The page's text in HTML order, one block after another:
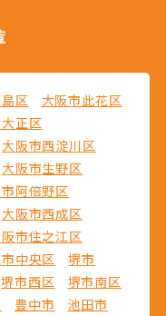
区
大阪市此花区
正区
大阪市西淀川区
大阪市生野区
阿倍野区
大阪市西成区
市住之江区
中央区
堺市
堺市西区
堺市南区
豊中市
池田市